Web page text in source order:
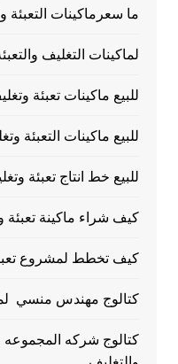
ما سعرماكينات التعبئة
لماكينات التغليف
للبيع ماكينات تعبئة
للبيع ماكينات التعبئة
للبيع خط انتاج تعبئة
كيف شراء ماكينة تعبئة
كيف تخطط لمشروع
كتالوج مهندس منسي
كتالوج شركه المجموعه